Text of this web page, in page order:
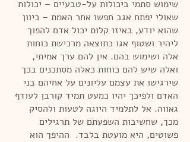
שימוש סתמי ביכולות על-טבעיים – יכולות
שאולי יפתח אגב חפשו אחר האמת – כיוון
שהוא יודע, באיזו קלות יכול אדם להפוך
ליהיר ושטוף אגו כתוצאה מרכישת כוחות
אלה ושימוש בהם. אין להם ערך אמיתי,
ואלה שיש להם כוחות כאלה מסתכנים בכך
שירגישו את עצמם עליונים על אחיהם בני
האדם ולפיכך יהיו כמעט תמיד קורבן לעודף
גאווה. אל לתלמיד היוגה לטעות ולהסיק
מכך, שחשיבות השפעתם של תרגילים
פשוטים, היא מועטת בלבד. ההיפך הוא